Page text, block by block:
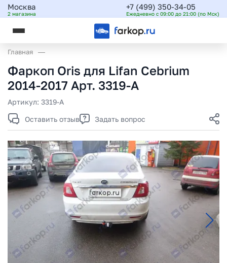
Москва
2 магазина
+7 (499) 350-34-05
Ежедневно с 09:00 до 21:00 (по Мск)
Главная
Фаркоп Oris для Lifan Cebrium
2014-2017 Арт. 3319-A
Артикул: 3319-A
Оставить отзыв
Задать вопрос